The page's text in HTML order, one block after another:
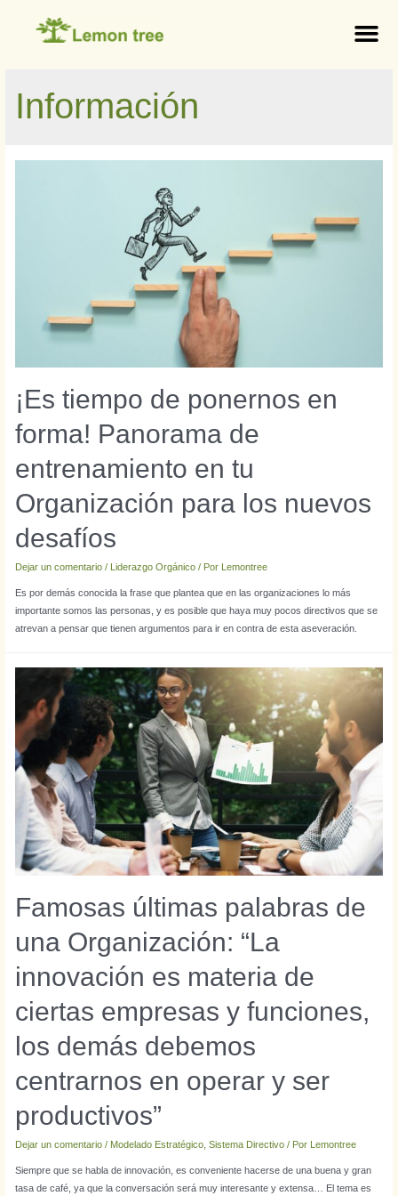
Información
¡Es tiempo de ponernos en
forma! Panorama de
entrenamiento en tu
Organización para los nuevos
desafíos
Dejar un comentario / Liderazgo Orgánico/ Por Lemontree
Es por demás conocida la frase que plantea que en las organizaciones lo más
importante somos las personas, y es posible que haya muy pocos directivos que se
atrevan a pensar que tienen argumentos para ir en contra de esta aseveración.
Famosas últimas palabras de
una Organización: “La
innovación es materia de
ciertas empresas y funciones,
los demás debemos
centrarnos en operar y ser
productivos”
Dejar un comentario / Modelado Estratégico, Sistema Directivo/ Por Lemontree
Siempre que se habla de innovación, es conveniente hacerse de una buena y gran
tasa de café, ya que la conversación será muy interesante y extensa… El tema es